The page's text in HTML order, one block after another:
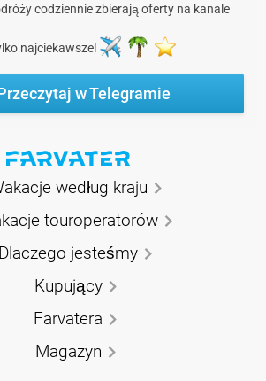
codziennie zbierają oferty na kanale
najciekawsze!
w Telegramie
według kraju
touroperatorów
Dlaczego jesteśmy
Kupujący
Farvatera
Magazyn